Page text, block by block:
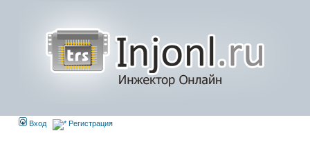
Вход Регистрация